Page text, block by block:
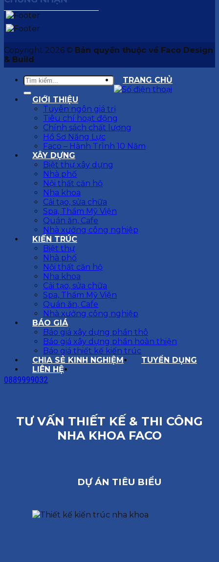
Copyright 2026 © Bản quyền thuộc về Faco Design
& Build
TRANG CHỦ
GIỚI THIỆU
Tuyên ngôn giá trị
Tiêu chí hoạt động
Chính sách chất lượng
Hồ Sơ Năng Lực
Faco – Hành Trình 10 Năm
XÂY DỰNG
Biệt thự xây dựng
Nhà phố
Nội thất căn hộ
Nha khoa
Cải tạo, sửa chữa
Spa, Thẩm Mỹ Viện
Quán ăn, Cafe
Nhà xưởng công nghiệp
KIẾN TRÚC
Biệt thự
Nhà phố
Nội thất căn hộ
Nha khoa
Cải tạo, sửa chữa
Spa, Thẩm Mỹ Viện
Quán ăn, Cafe
Nhà xưởng công nghiệp
BÁO GIÁ
Báo giá xây dựng phần thô
Báo giá xây dựng phần hoàn thiện
Báo giá thiết kế kiến trúc
CHIA SẺ KINH NGHIỆM
TUYỂN DỤNG
LIÊN HỆ
0889999032
TƯ VẤN THIẾT KẾ & THI CÔNG
NHA KHOA FACO
DỰ ÁN TIÊU BIỂU